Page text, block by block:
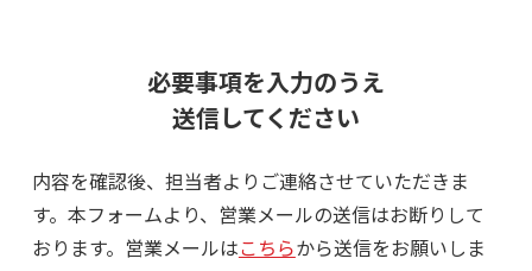
必要事項を入力のうえ
送信してください
内容を確認後、担当者よりご連絡させていただきま
す。 本フォームより、営業メールの送信はお断りして
おります。営業メールはこちらから送信をお願いしま